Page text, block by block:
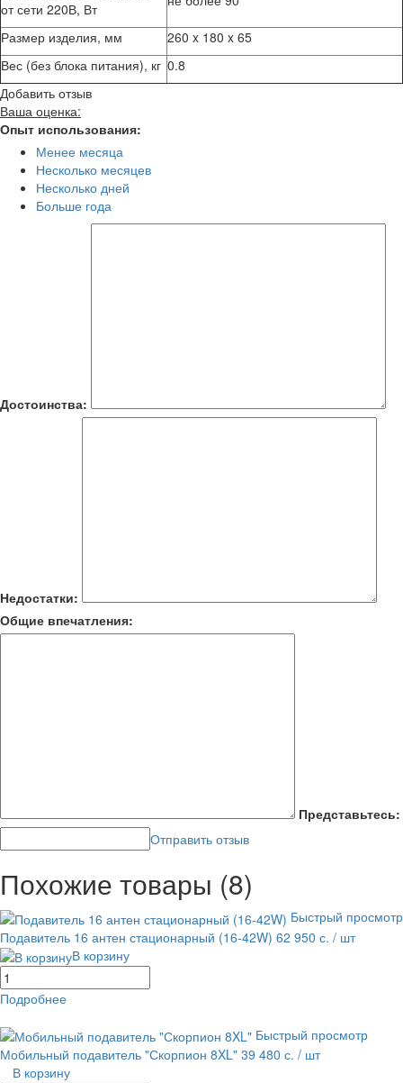
от сети 220В, Вт
Размер изделия, мм
260 x 180 x 65
Вес (без блока питания), кг 0.8
Добавить отзыв
Ваша оценка:
Опыт использования:
Менее месяца
Несколько месяцев
Несколько дней
Больше года
Достоинства:
Недостатки:
Общие впечатления:
Представьтесь:
Отправить отзыв
Похожие товары (8)
Быстрый просмотр
Подавитель 16 антен стационарный (16-42W) 62 950 с. / шт
В корзину
Подробнее
Быстрый просмотр
Мобильный подавитель "Скорпион 8XL" 39 480 с. / шт
В корзину